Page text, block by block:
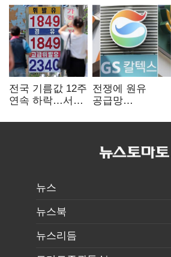
전국 기름값 12주
연속 하락…서울
전쟁에 원유
공급망
정유, 에너지안보
뉴스
뉴스북
뉴스리듬